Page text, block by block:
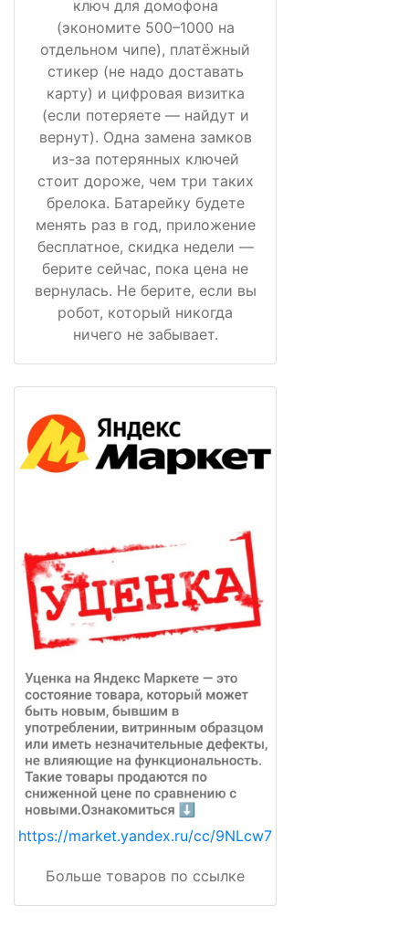
ключ для домофона
(экономите 500–1000 на
отдельном чипе), платёжный
стикер (не надо доставать
карту) и цифровая визитка
(если потеряете — найдут и
вернут). Одна замена замков
из-за потерянных ключей
стоит дороже, чем три таких
брелока. Батарейку будете
менять раз в год, приложение
бесплатное, скидка недели —
берите сейчас, пока цена не
вернулась. Не берите, если вы
робот, который никогда
ничего не забывает.
https://market.yandex.ru/cc/9NLcw7
Больше товаров по ссылке